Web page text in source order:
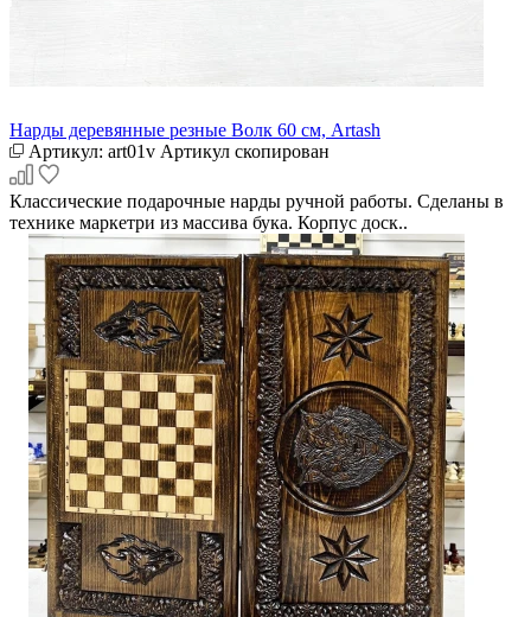
Нарды деревянные резные Волк 60 см, Artash
Артикул: art01v Артикул скопирован
Классические подарочные нарды ручной работы. Сделаны в
технике маркетри из массива бука. Корпус доск..